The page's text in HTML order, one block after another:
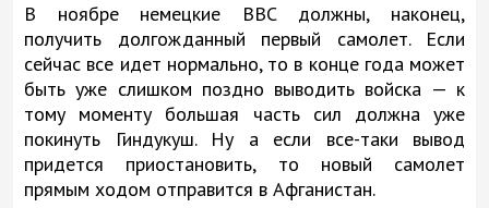
В ноябре немецкие ВВС должны, наконец,
получить долгожданный первый самолет. Если
сейчас все идет нормально, то в конце года может
быть уже слишком поздно выводить войска — к
тому моменту большая часть сил должна уже
покинуть Гиндукуш. Ну а если все-таки вывод
придется приостановить, то новый самолет
прямым ходом отправится в Афганистан.